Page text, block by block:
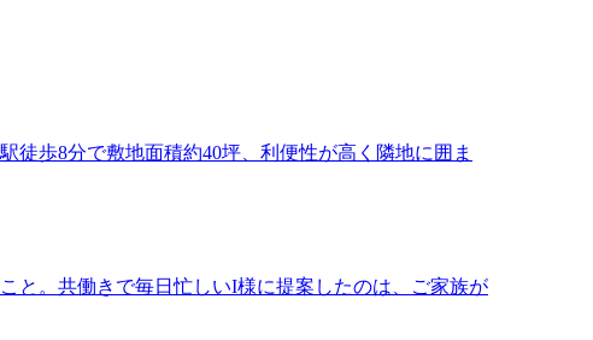
歩8分で敷地面積約40坪、利便性が高く隣地に囲ま
と。共働きで毎日忙しいI様に提案したのは、ご家族が